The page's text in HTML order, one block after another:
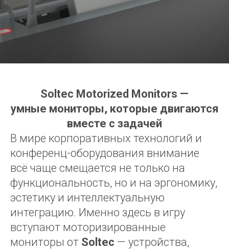
Soltec Motorized Monitors —
умные мониторы, которые двигаются
вместе с задачей
В мире корпоративных технологий и
конференц-оборудования внимание
всё чаще смещается не только на
функциональность, но и на эргономику,
эстетику и интеллектуальную
интеграцию. Именно здесь в игру
вступают моторизированные
мониторы от Soltec — устройства,